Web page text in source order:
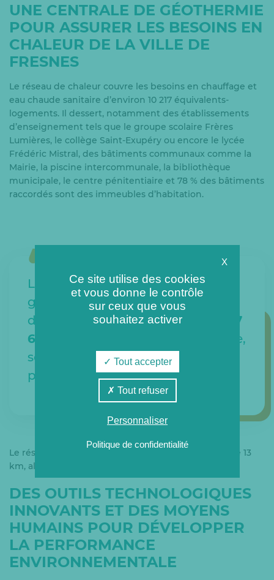
UNE CENTRALE DE GÉOTHERMIE
POUR ASSURER LES BESOINS EN
CHALEUR DE LA VILLE DE
FRESNES
Le réseau de chaleur couvre les besoins en chauffage et
eau chaude sanitaire d’environ 10 217 équivalents-
logements. Il dessert, notamment des établissements
d’enseignement tels que le groupe scolaire Frères
Lumières, le collège Saint-Exupéry ou encore le lycée
Frédéric Mistral, des bâtiments communaux comme la
Mairie, la piscine intercommunale, la bibliothèque
municipale, le centre pénitentiaire et 78 % des bâtiments
raccordés sont des immeubles d’habitation.
Le réseau de chaleur alimenté en
géothermie permet également
d’éviter les émissions de plus de
17
663 tonnes de CO2
chaque année,
soit l’équivalent des émissions de
plus de
14 719 voitures.
Le réseau de distribution, d’une longueur de plus de 13
km, alimente 119 sous-stations.
DES OUTILS TECHNOLOGIQUES
INNOVANTS ET DES MOYENS
HUMAINS POUR DÉVELOPPER
LA PERFORMANCE
ENVIRONNEMENTALE
X
Ce site utilise des cookies
et vous donne le contrôle
sur ceux que vous
souhaitez activer
Tout accepter
Tout refuser
Personnaliser
Politique de confidentialité